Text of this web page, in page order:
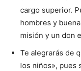
cargo superior.
hombres y
misión y un don
Te alegrarás de
los niños», pues